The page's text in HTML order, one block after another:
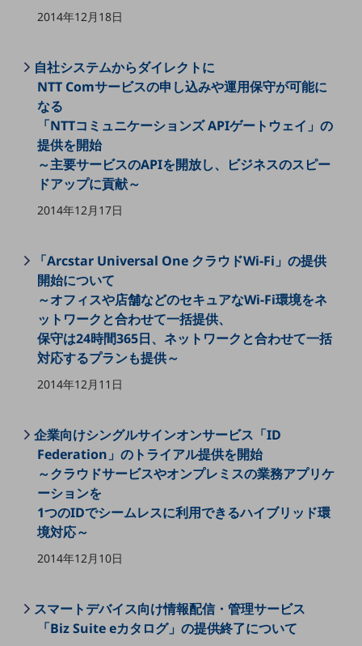
職場環境整備
セキュリティ対策
遠隔監視
顧客体験（CX）改善
自動化・省電化
人材不足解消
業種・業態で探す
自治体
一次産業
医療・介護
製造・建設業
キーワードで探す
モバイルTOP
法人向けスマホ・携帯に関する、
おすすめの機種、料金やサービスをご紹介
ビジネス向けスマートフォン
タフネススマートフォン
2014年12月18日
自社システムからダイレクトに
NTT Comサービスの申し込みや運用保守が可能に
なる
「NTTコミュニケーションズ APIゲートウェイ」の
提供を開始
～主要サービスのAPIを開放し、ビジネスのスピー
ドアップに貢献～
2014年12月17日
「Arcstar Universal One クラウドWi-Fi」の提供
開始について
～オフィスや店舗などのセキュアなWi-Fi環境をネ
ットワークと合わせて一括提供、
保守は24時間365日、ネットワークと合わせて一括
対応するプランも提供～
2014年12月11日
企業向けシングルサインオンサービス「ID
Federation」のトライアル提供を開始
～クラウドサービスやオンプレミスの業務アプリケ
ーションを
1つのIDでシームレスに利用できるハイブリッド環
境対応～
2014年12月10日
スマートデバイス向け情報配信・管理サービス
「Biz Suite eカタログ」の提供終了について